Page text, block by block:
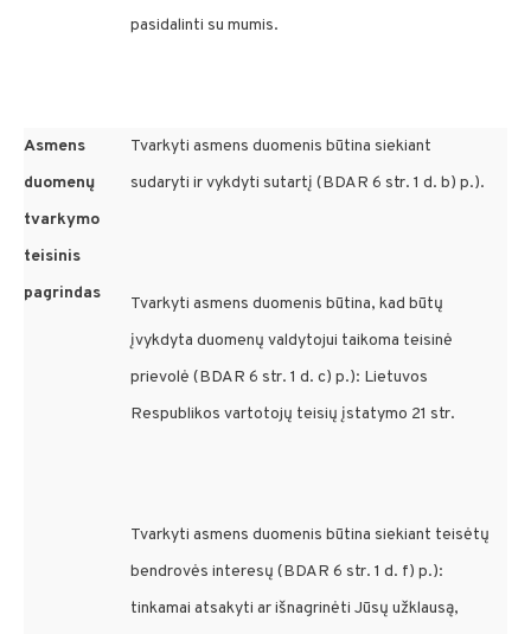
pasidalinti su mumis.
Asmens
duomenų
tvarkymo
teisinis
pagrindas
Tvarkyti asmens duomenis būtina siekiant
sudaryti ir vykdyti sutartį (BDAR 6 str. 1 d. b) p.).
Tvarkyti asmens duomenis būtina, kad būtų
įvykdyta duomenų valdytojui taikoma teisinė
prievolė (BDAR 6 str. 1 d. c) p.): Lietuvos
Respublikos vartotojų teisių įstatymo 21 str.
Tvarkyti asmens duomenis būtina siekiant teisėtų
bendrovės interesų (BDAR 6 str. 1 d. f) p.):
tinkamai atsakyti ar išnagrinėti Jūsų užklausą,